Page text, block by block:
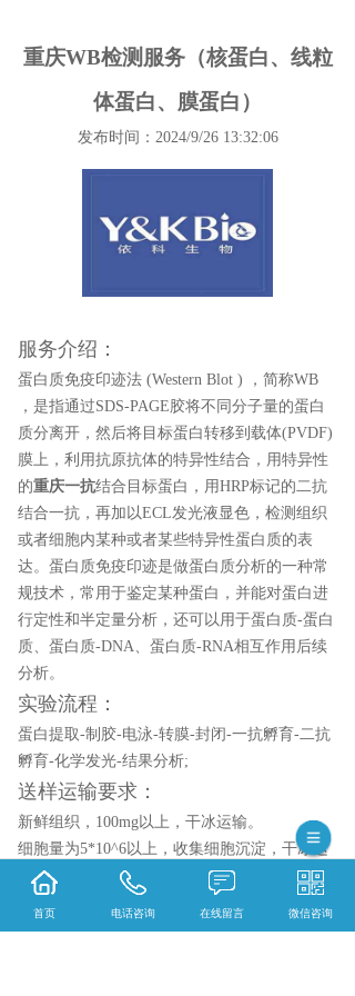
重庆WB检测服务（核蛋白、线粒
体蛋白、膜蛋白）
发布时间：2024/9/26 13:32:06
服务介绍：
蛋白质免疫印迹法 (Western Blot ) ，简称WB
，是指通过SDS-PAGE胶将不同分子量的蛋白
质分离开，然后将目标蛋白转移到载体(PVDF)
膜上，利用抗原抗体的特异性结合，用特异性
的重庆一抗结合目标蛋白，用HRP标记的二抗
结合一抗，再加以ECL发光液显色，检测组织
或者细胞内某种或者某些特异性蛋白质的表
达。蛋白质免疫印迹是做蛋白质分析的一种常
规技术，常用于鉴定某种蛋白，并能对蛋白进
行定性和半定量分析，还可以用于蛋白质-蛋白
质、蛋白质-DNA、蛋白质-RNA相互作用后续
分析。
实验流程：
蛋白提取-制胶-电泳-转膜-封闭-一抗孵育-二抗
孵育-化学发光-结果分析;
送样运输要求：
新鲜组织，100mg以上，干冰运输。
细胞量为5*10^6以上，收集细胞沉淀，干冰运
输。
相关标签： 蛋白服务 WB检测服务（核蛋白,线
首页 电话咨询 在线留言 微信咨询